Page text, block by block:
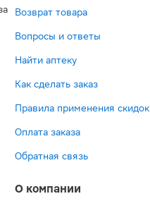
Возврат товара
Вопросы и ответы
Найти аптеку
Как сделать заказ
Правила применения скидок
Оплата заказа
Обратная связь
О компании